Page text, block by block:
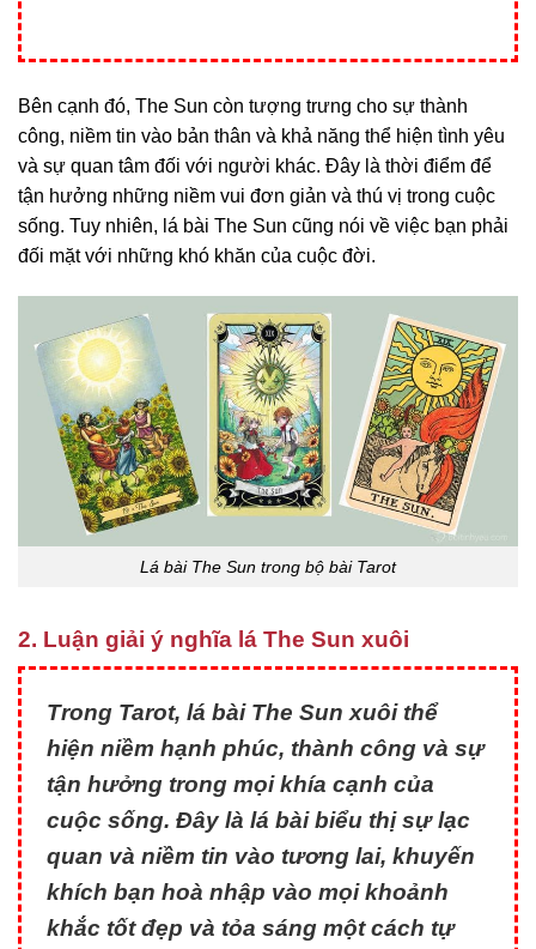
Bên cạnh đó, The Sun còn tượng trưng cho sự thành
công, niềm tin vào bản thân và khả năng thể hiện tình yêu
và sự quan tâm đối với người khác. Đây là thời điểm để
tận hưởng những niềm vui đơn giản và thú vị trong cuộc
sống. Tuy nhiên, lá bài The Sun cũng nói về việc bạn phải
đối mặt với những khó khăn của cuộc đời.
Lá bài The Sun trong bộ bài Tarot
2. Luận giải ý nghĩa lá The Sun xuôi
Trong Tarot, lá bài The Sun xuôi thể
hiện niềm hạnh phúc, thành công và sự
tận hưởng trong mọi khía cạnh của
cuộc sống. Đây là lá bài biểu thị sự lạc
quan và niềm tin vào tương lai, khuyến
khích bạn hoà nhập vào mọi khoảnh
khắc tốt đẹp và tỏa sáng một cách tự